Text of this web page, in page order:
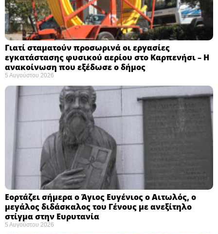
Γιατί σταματούν προσωρινά οι εργασίες
εγκατάστασης φυσικού αερίου στο Καρπενήσι – Η
ανακοίνωση που εξέδωσε ο δήμος
5 Αυγούστου 2026
Εορτάζει σήμερα ο Άγιος Ευγένιος ο Αιτωλός, ο
μεγάλος διδάσκαλος του Γένους με ανεξίτηλο
στίγμα στην Ευρυτανία
5 Αυγούστου 2026